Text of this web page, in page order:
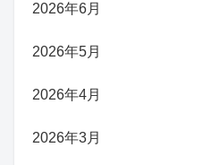
2026年6月
2026年5月
2026年4月
2026年3月